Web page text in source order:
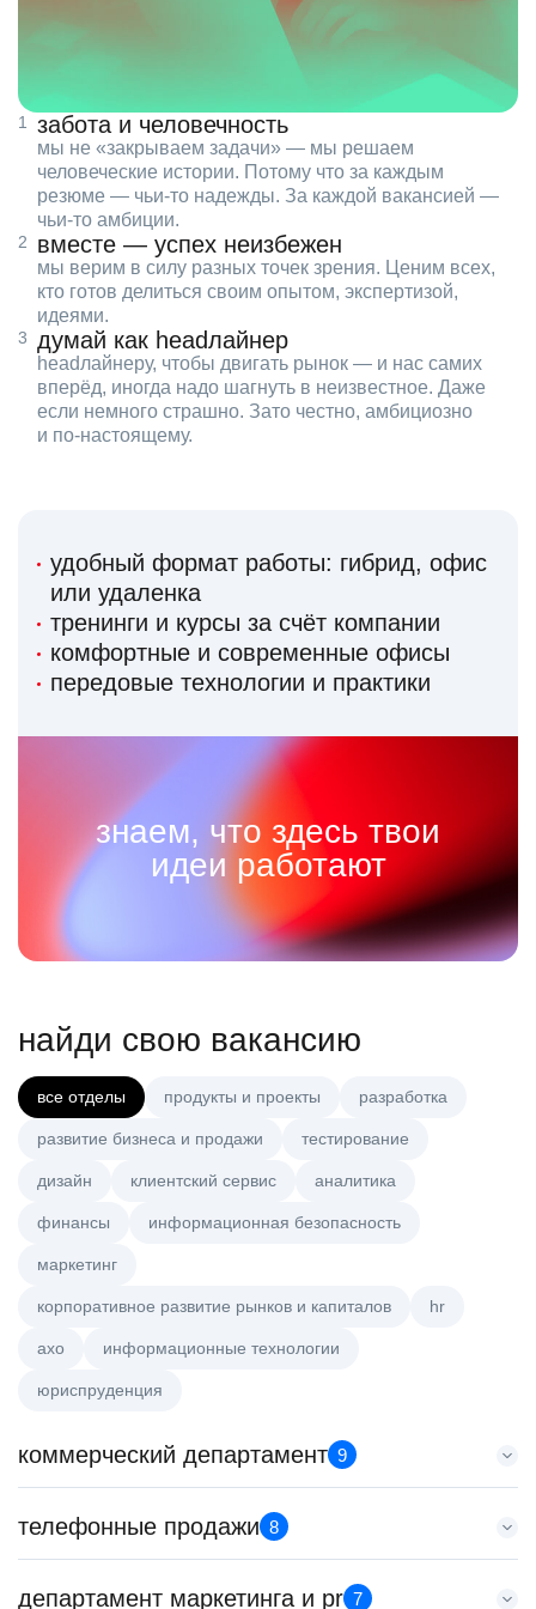
забота и человечность
мы не «закрываем задачи» — мы решаем
человеческие истории. Потому что за каждым
резюме — чьи‑то надежды. За каждой вакансией —
чьи‑то амбиции.
вместе — успех неизбежен
мы верим в силу разных точек зрения. Ценим всех,
кто готов делиться своим опытом, экспертизой,
идеями.
думай как headлайнер
headлайнеру, чтобы двигать рынок — и нас самих
вперёд, иногда надо шагнуть в неизвестное. Даже
если немного страшно. Зато честно, амбициозно
и по‑настоящему.
удобный формат работы: гибрид, офис
или удаленка
тренинги и курсы за счёт компании
комфортные и современные офисы
передовые технологии и практики
знаем, что здесь твои
идеи работают
найди свою вакансию
все отделы продукты и проекты разработка
развитие бизнеса и продажи тестирование
дизайн клиентский сервис аналитика
финансы информационная безопасность
маркетинг
корпоративное развитие рынков и капиталов hr
axo информационные технологии
юриспруденция
коммерческий департамент 9
Тренер по развитию компетенций продаж
HeadHunter::Коммерческий департамент
з/п не указана
телефонные продажи 8
департамент маркетинга и pr 7